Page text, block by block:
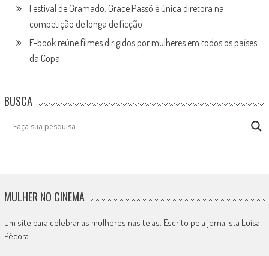
Festival de Gramado: Grace Passô é única diretora na
competição de longa de ficção
E-book reúne filmes dirigidos por mulheres em todos os países
da Copa
BUSCA
MULHER NO CINEMA
Um site para celebrar as mulheres nas telas. Escrito pela jornalista Luísa
Pécora.